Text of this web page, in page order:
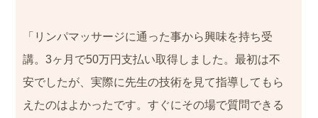
「リンパマッサージに通った事から興味を持ち受
講。3ヶ月で50万円支払い取得しました。最初は不
安でしたが、実際に先生の技術を見て指導してもら
えたのはよかったです。すぐにその場で質問できる